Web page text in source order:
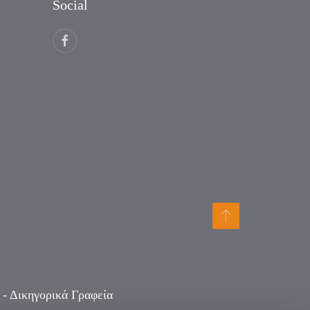
Social
Δικηγορικά Γραφεία